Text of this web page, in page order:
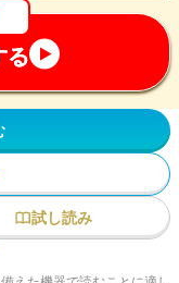
る
試し読み